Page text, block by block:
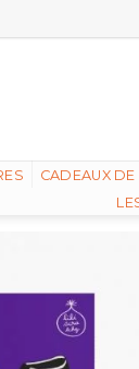
CADEAUX